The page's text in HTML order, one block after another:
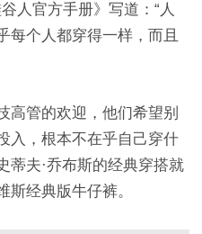
人官方手册》写道：“人
每个人都穿得一样，而且
高管的欢迎，他们希望别
入，根本不在乎自己穿什
蒂夫·乔布斯的经典穿搭就
斯经典版牛仔裤。